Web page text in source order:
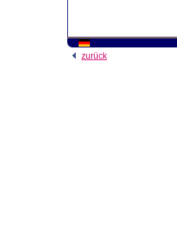
zurück